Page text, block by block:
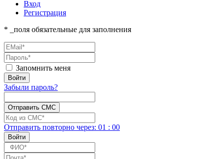
Вход
Регистрация
* _поля обязательные для заполнения
Запомнить меня
Забыли пароль?
Отправить повторно через: 01 : 00